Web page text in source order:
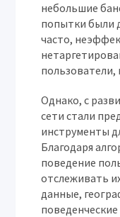
небольшие
попытки были
часто,
пользователи,
Однако, с
сети стали
инструменты
Благодаря
поведение
отслеживать
данные,